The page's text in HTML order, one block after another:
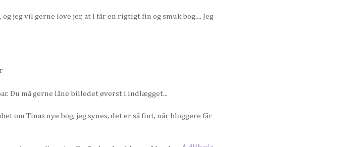
jeg vil gerne love jer, at I får en rigtigt fin og smuk bog.... Jeg
Du må gerne låne billedet øverst i indlægget...
om Tinas nye bog, jeg synes, det er så fint, når bloggere får